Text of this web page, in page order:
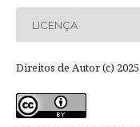
LICENÇA
Direitos de Autor (c)